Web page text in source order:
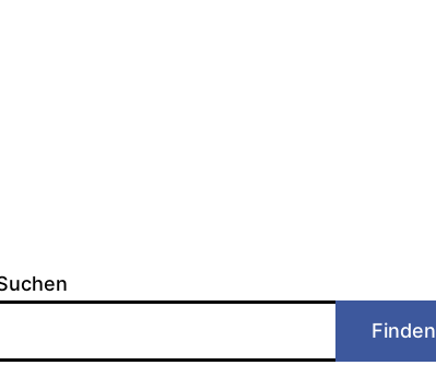
Finden